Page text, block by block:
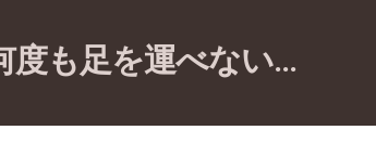
度も足を運べない…